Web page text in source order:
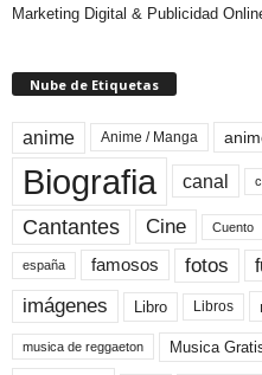
Marketing Digital & Publicidad
Nube de Etiquetas
anime Anime / Manga
Biografia canal
Cantantes Cine Cuento
españa famosos fotos
imágenes Libro Libros
musica de reggaeton Musica